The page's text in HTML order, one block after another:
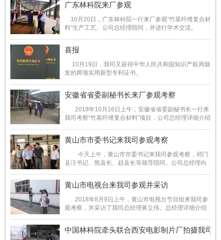
广东林科院来厂参观
10月20日，广东林科院一行来厂参观“竹基纤维复合材
料”生产工艺。公司总经理陪同，并进行学术交流。
喜报
10月19日，我司又获得中华人民共和国知识产权局颁
发的两项实用新型专利证书。
安徽省省委副秘书长来厂参观考察
2018年10月16日上午，安徽省省委副秘书长一行来
我司考察“竹基纤维复合材料”项目，公司总经理详细介绍
用。 ...
黄山市市委书记来我司参观考察
今天上午，黄山市市委书记来我司参观考察，祁门
县汪书记、熊县长、赵县长等领导陪同。公司总经理向
品的性能，当了解到我司生产的“竹基纤维复合材料”性能
达到国际领先时，给予高度 ...
黄山市电视台来我司参观并采访
2018年8月9日上午，黄山市电视台节目组来我司参
观考察，并采访了我司总经理蒋立伟。总经理详细介绍
基纤维复合材料”性能达到国际先进水平。最后总经理表
达很感谢党和政府的关怀，我 ...
中国林科院牵头联合西安电影制片厂拍摄我司